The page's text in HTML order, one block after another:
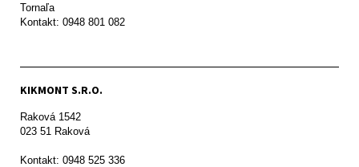
Tornaľa
Kontakt: 0948 801 082
KIKMONT S.R.O.
Raková 1542
023 51 Raková
Kontakt: 0948 525 336